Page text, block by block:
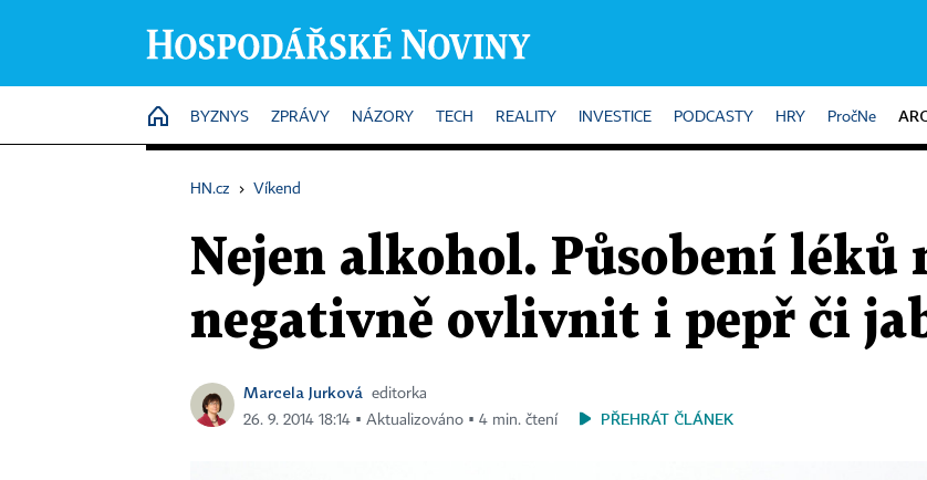
HOME
BYZNYS ZPRÁVY NÁZORY TECH REALITY INVESTICE PODCASTY HRY PročNe
HN.cz › Víkend
Nejen alkohol. Působení léků
negativně ovlivnit i pepř či
Marcela Jurková
editorka
26. 9. 2014 18:14 ▪ Aktualizováno ▪ 4 min. čtení
PŘEHRÁT ČLÁNEK